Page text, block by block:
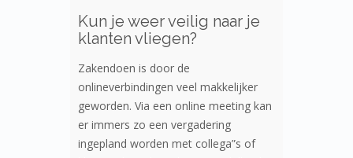
Kun je weer veilig naar je
klanten vliegen?
Zakendoen is door de
onlineverbindingen veel makkelijker
geworden. Via een online meeting kan
er immers zo een vergadering
ingepland worden met collega”s of